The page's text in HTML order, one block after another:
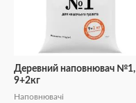
Деревний наповнювач №1,
9+2кг
Наповнювачі